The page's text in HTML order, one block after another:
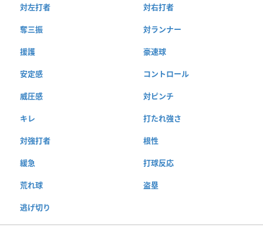
対左打者 対右打者
奪三振 対ランナー
援護 豪速球
安定感 コントロール
威圧感 対ピンチ
キレ 打たれ強さ
対強打者 根性
緩急 打球反応
荒れ球 盗塁
逃げ切り